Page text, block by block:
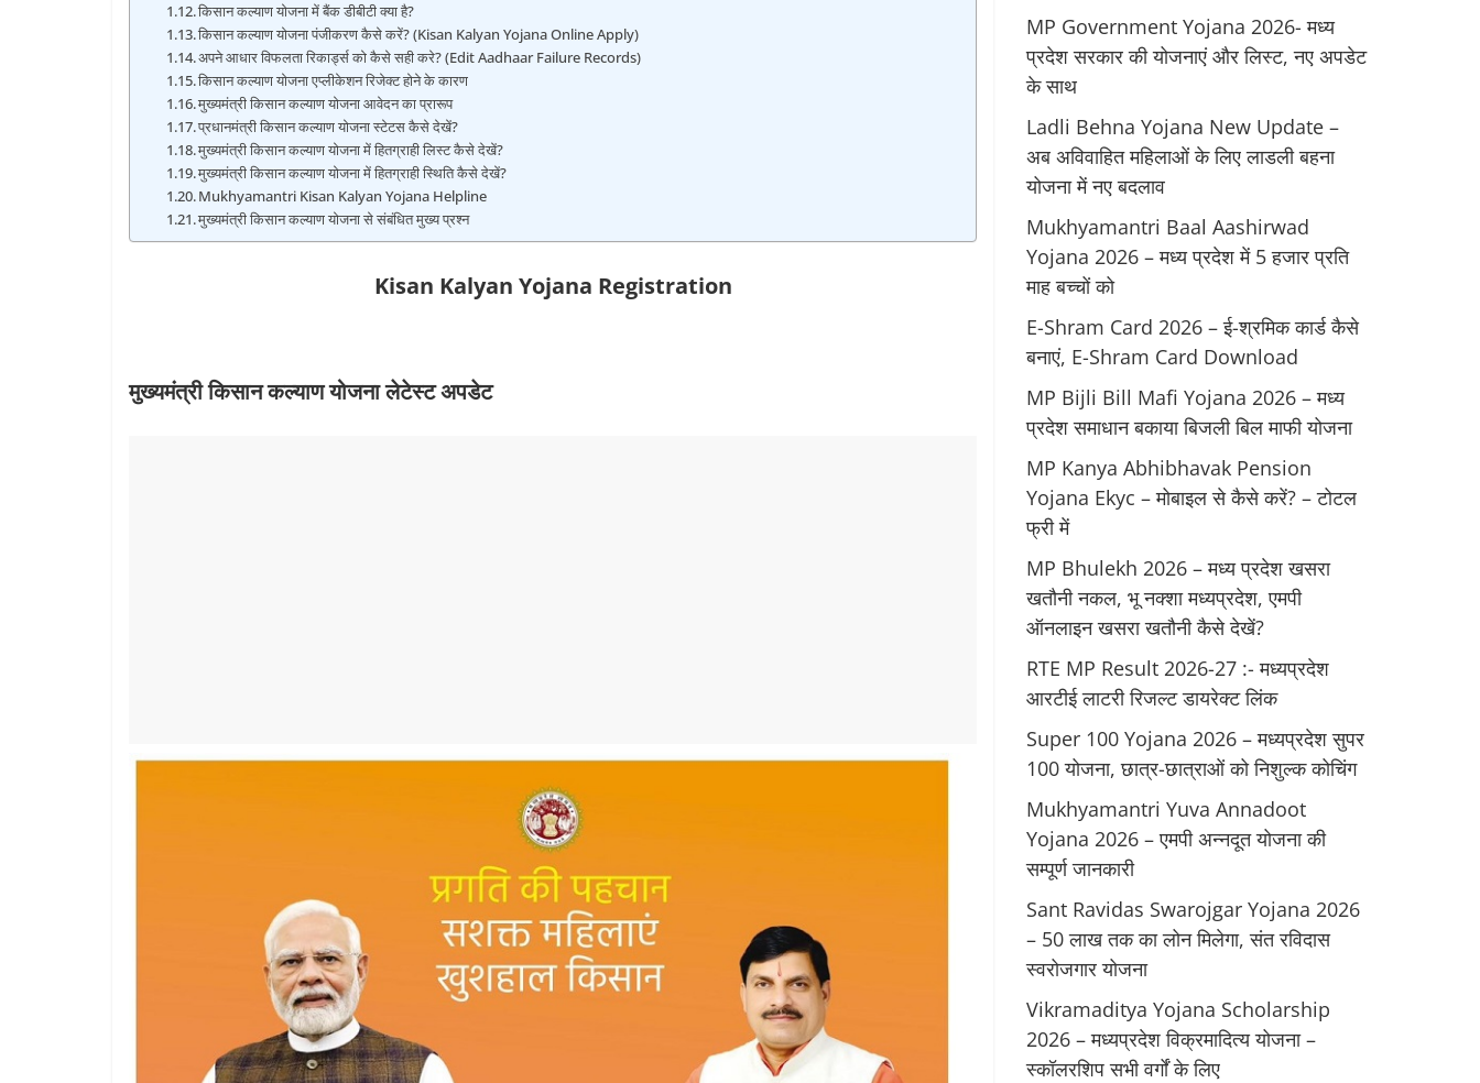
किसान कल्याण योजना में बैंक डीबीटी क्‍या है?
किसान कल्याण योजना पंजीकरण कैसे करें? (Kisan Kalyan Yojana Online Apply)
अपने आधार विफलता रिकार्ड्स को कैसे सही करे? (Edit Aadhaar Failure Records)
किसान कल्याण योजना एप्लीकेशन रिजेक्ट होने के कारण
मुख्यमंत्री किसान कल्याण योजना आवेदन का प्रारूप
प्रधानमंत्री किसान कल्‍याण योजना स्‍टेटस कैसे देखें?
मुख्‍यमंत्री किसान कल्‍याण योजना में हितग्राही लिस्‍ट कैसे देखें?
मुख्‍यमंत्री किसान कल्‍याण योजना में हितग्राही स्थिति कैसे देखें?
Mukhyamantri Kisan Kalyan Yojana Helpline
मुख्यमंत्री किसान कल्याण योजना से संबंधित मुख्य प्रश्न
Kisan Kalyan Yojana Registration
मुख्यमंत्री किसान कल्याण योजना लेटेस्ट अपडेट
MP Government Yojana 2026- मध्य
प्रदेश सरकार की योजनाएं और लिस्ट, नए अपडेट
के साथ
Ladli Behna Yojana New Update –
अब अविवाहित महिलाओं के लिए लाडली बहना
योजना में नए बदलाव
Mukhyamantri Baal Aashirwad
Yojana 2026 – मध्य प्रदेश में 5 हजार प्रति
माह बच्चों को
E-Shram Card 2026 – ई-श्रमिक कार्ड कैसे
बनाएं, E-Shram Card Download
MP Bijli Bill Mafi Yojana 2026 – मध्य
प्रदेश समाधान बकाया बिजली बिल माफी योजना
MP Kanya Abhibhavak Pension
Yojana Ekyc – मोबाइल से कैसे करें? – टोटल
फ्री में
MP Bhulekh 2026 – मध्य प्रदेश खसरा
खतौनी नकल, भू नक्शा मध्यप्रदेश, एमपी
ऑनलाइन खसरा खतौनी कैसे देखें?
RTE MP Result 2026-27 :- मध्‍यप्रदेश
आरटीई लाटरी रिजल्ट डायरेक्ट लिंक
Super 100 Yojana 2026 – मध्यप्रदेश सुपर
100 योजना, छात्र-छात्राओं को निशुल्क कोचिंग
Mukhyamantri Yuva Annadoot
Yojana 2026 – एमपी अन्नदूत योजना की
सम्पूर्ण जानकारी
Sant Ravidas Swarojgar Yojana 2026
– 50 लाख तक का लोन मिलेगा, संत रविदास
स्वरोजगार योजना
Vikramaditya Yojana Scholarship
2026 – मध्‍यप्रदेश विक्रमादित्‍य योजना –
स्‍कॉलरशिप सभी वर्गों के लिए